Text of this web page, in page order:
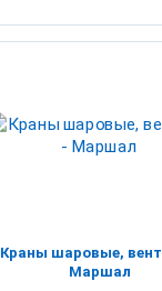
Краны шаровые,
Маршал